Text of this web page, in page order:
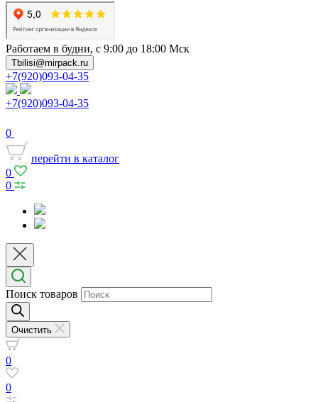
Работаем в будни, с 9:00 до 18:00 Мск
Tbilisi@mirpack.ru
+7(920)093-04-35
+7(920)093-04-35
0
перейти в каталог
0
0
Поиск товаров
Очистить
0
0